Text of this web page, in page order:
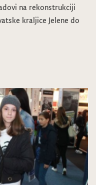
na rekonstrukciji
kraljice Jelene do